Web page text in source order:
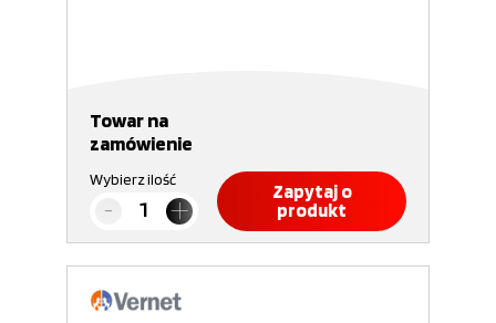
Towar na
zamówienie
Wybierz ilość
Zapytaj o
produkt